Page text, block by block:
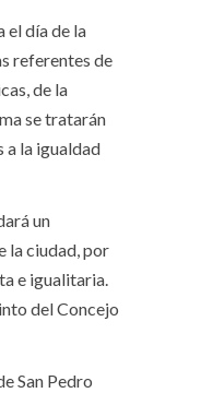
el día de la
referentes de
de la
se tratarán
la igualdad
un
la ciudad, por
e igualitaria.
del Concejo
San Pedro